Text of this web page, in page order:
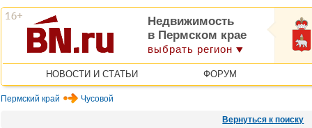
Недвижимость
в Пермском крае
выбрать регион
НОВОСТИ И СТАТЬИ ФОРУМ
Пермский край Чусовой
Вернуться к поиску